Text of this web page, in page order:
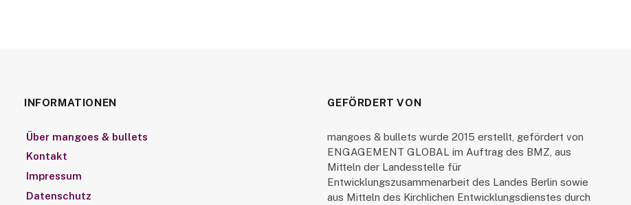
INFORMATIONEN
Über mangoes & bullets
Kontakt
Impressum
Datenschutz
GEFÖRDERT VON
mangoes & bullets wurde 2015 erstellt, gefördert von
ENGAGEMENT GLOBAL im Auftrag des BMZ, aus
Mitteln der Landesstelle für
Entwicklungszusammenarbeit des Landes Berlin sowie
aus Mitteln des Kirchlichen Entwicklungsdienstes durch